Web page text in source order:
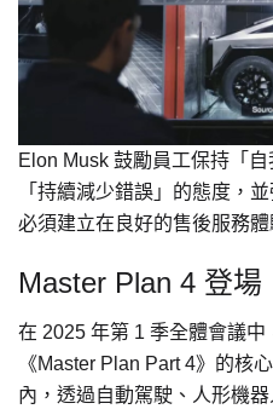
Elon Musk 鼓勵員工保持「
「持續減少錯誤」的態度，
必須建立在良好的售後服務體
Master Plan 4 登
在 2025 年第 1 季全體會議
《Master Plan Part 4》的核
內，透過自動駕駛、人形機